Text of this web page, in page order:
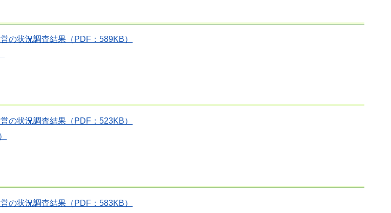
の状況調査結果（PDF：589KB）
の状況調査結果（PDF：523KB）
の状況調査結果（PDF：583KB）